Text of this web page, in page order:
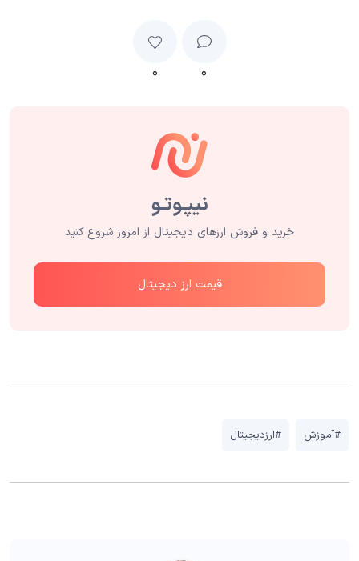
۰ ۰
خرید و فروش ارزهای دیجیتال از امروز شروع کنید
قیمت ارز دیجیتال
#آموزش #ارزدیجیتال